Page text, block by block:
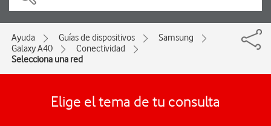
Ayuda Guías de dispositivos
Samsung
Galaxy A40
Conectividad
Selecciona una red
Elige el tema de tu consulta